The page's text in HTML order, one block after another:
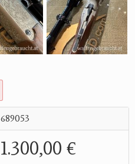
689053
1.300,00 €